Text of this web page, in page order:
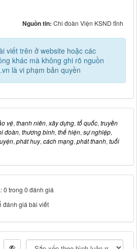
Nguồn tin: Chi đoàn Viện KSND tỉnh
viết trên ở website hoặc các
khác mà không ghi rõ nguồn
là vi phạm bản quyền
vệ, thanh niên, xây dựng, tổ quốc, truyền
đoàn, thương binh, thể hiện, sự nghiệp,
, phát huy, cách mạng, phát thanh, tuổi
0 trong 0 đánh giá
đánh giá bài viết